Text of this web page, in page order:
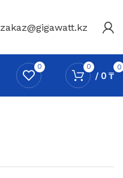
zakaz@gigawatt.kz
0 0 0
/ 0 ₸